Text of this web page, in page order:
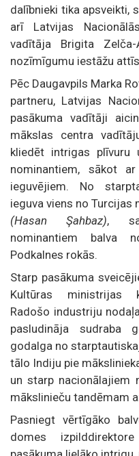
dalībnieki tika apsveikti,
arī Latvijas
vadītāja Brigita Zelča-
nozīmīgumu iestāžu
Pēc Daugavpils Marka
partneru, Latvijas
pasākuma vadītāji
mākslas centra
kliedēt intrigas plīvuru
nominantiem, sākot
ieguvējiem. No
ieguva viens no Turcijas
(Hasan Şahbaz),
nominantiem balva
Podkalnes rokās.
Starp pasākuma
Kultūras ministrijas
Radošo industriju
pasludināja sudraba
godalga no
tālo Indiju pie
un starp nacionālajiem
mākslinieču tandēmam
Pasniegt vērtīgāko
domes